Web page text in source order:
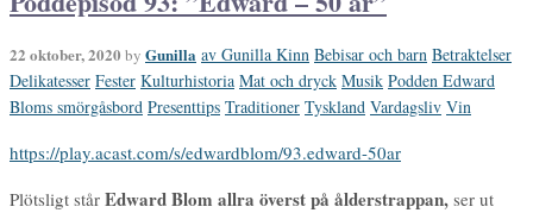
22 oktober, 2020 by Gunilla av Gunilla Kinn Bebisar och barn Betraktelser
Delikatesser Fester Kulturhistoria Mat och dryck Musik Podden Edward
Bloms smörgåsbord Presenttips Traditioner Tyskland Vardagsliv Vin
https://play.acast.com/s/edwardblom/93.edward-50ar
Plötsligt står Edward Blom allra överst på ålderstrappan, ser ut